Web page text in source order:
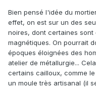
Bien pensé l'idée du
effet, on est sur un des
noires, dont certaines
magnétiques. On pourrait
époques éloignées des
atelier de métallurgie...
certains cailloux, comme
un moule très artisanal (il